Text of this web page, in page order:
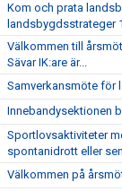
Kom och prata
landsbygdsstrateger
Välkommen till
Sävar IK:are är...
Samverkansmöte för
Innebandysektionen
Sportlovsaktiviteter
spontanidrott eller
Välkommen på